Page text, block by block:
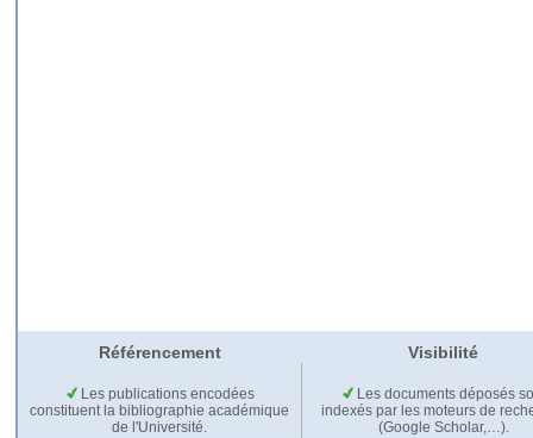
Référencement Visibilité
Les publications encodées
constituent la bibliographie académique
de l'Université.
Les documents déposés
indexés par les moteurs de
(Google Scholar,…).